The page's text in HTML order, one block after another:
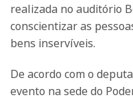
realizada no auditório
conscientizar as
bens inservíveis.
De acordo com o
evento na sede do